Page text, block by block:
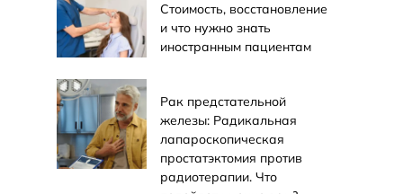
Стоимость, восстановление
и что нужно знать
иностранным пациентам
Рак предстательной
железы: Радикальная
лапароскопическая
простатэктомия против
радиотерапии. Что